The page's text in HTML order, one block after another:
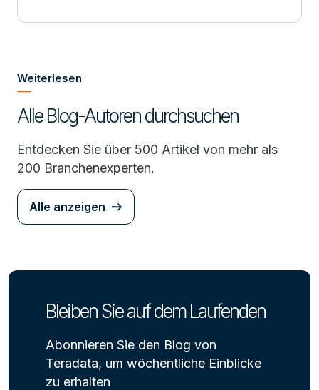
Weiterlesen
Alle Blog-Autoren durchsuchen
Entdecken Sie über 500 Artikel von mehr als
200 Branchenexperten.
Alle anzeigen
Bleiben Sie auf dem Laufenden
Abonnieren Sie den Blog von
Teradata, um wöchentliche Einblicke
zu erhalten